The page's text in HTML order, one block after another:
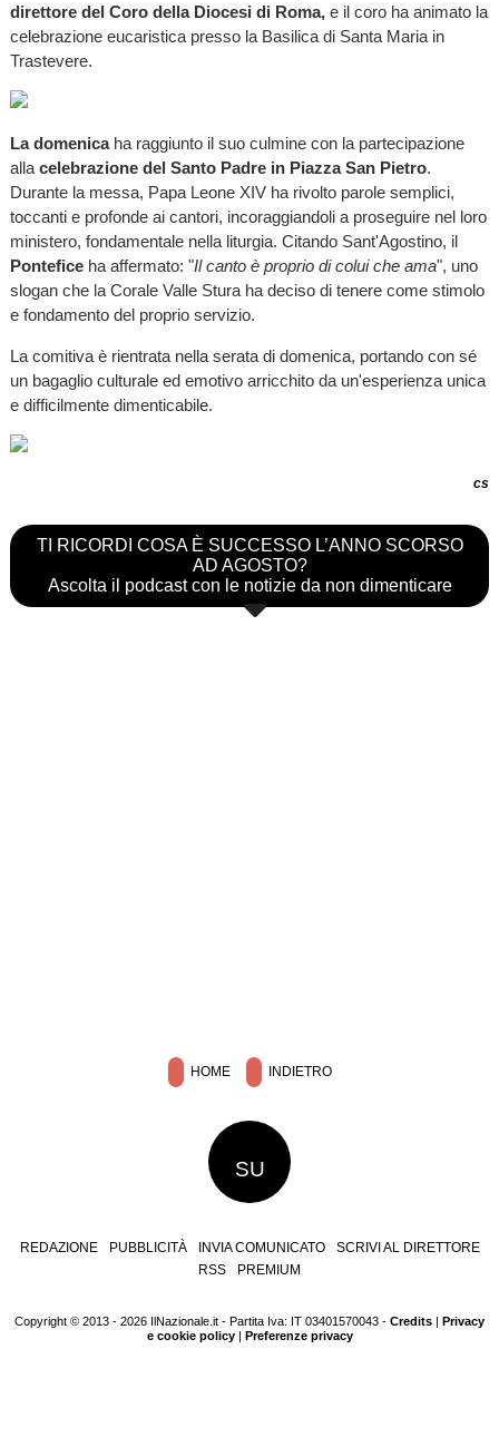
direttore del Coro della Diocesi di Roma,e il coro ha animato la
celebrazione eucaristica presso la Basilica di Santa Maria in
Trastevere.
La domenicaha raggiunto il suo culmine con la partecipazione
alla celebrazione del Santo Padre in Piazza San Pietro.
Durante la messa, Papa Leone XIV ha rivolto parole semplici,
toccanti e profonde ai cantori, incoraggiandoli a proseguire nel loro
ministero, fondamentale nella liturgia. Citando Sant'Agostino, il
Pontefice ha affermato: "Il canto è proprio di colui che ama", uno
slogan che la Corale Valle Stura ha deciso di tenere come stimolo
e fondamento del proprio servizio.
La comitiva è rientrata nella serata di domenica, portando con sé
un bagaglio culturale ed emotivo arricchito da un'esperienza unica
e difficilmente dimenticabile.
cs
TI RICORDI COSA È SUCCESSO L’ANNO SCORSO
AD AGOSTO?
Ascolta il podcast con le notizie da non dimenticare
HOME INDIETRO
SU
REDAZIONE PUBBLICITÀ INVIA COMUNICATO
SCRIVI AL DIRETTORE
RSS
PREMIUM
Copyright © 2013 - 2026 IlNazionale.it - Partita Iva: IT 03401570043 - Credits | Privacy
e cookie policy| Preferenze privacy